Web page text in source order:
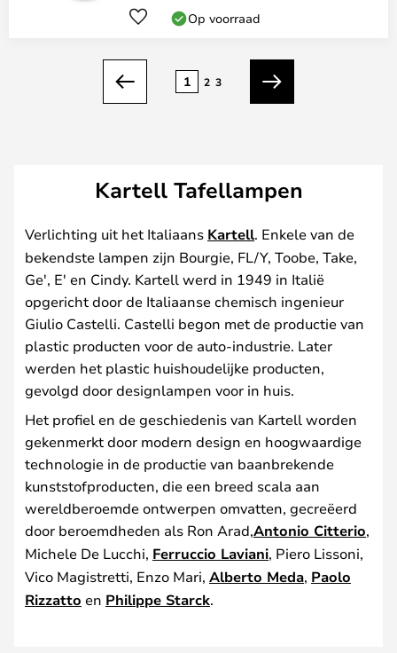
Op voorraad
Vorige
1 2 3
Volgende
Kartell Tafellampen
Verlichting uit het Italiaans Kartell. Enkele van de
bekendste lampen zijn Bourgie, FL/Y, Toobe, Take,
Ge', E' en Cindy. Kartell werd in 1949 in Italië
opgericht door de Italiaanse chemisch ingenieur
Giulio Castelli. Castelli begon met de productie van
plastic producten voor de auto-industrie. Later
werden het plastic huishoudelijke producten,
gevolgd door designlampen voor in huis.
Het profiel en de geschiedenis van Kartell worden
gekenmerkt door modern design en hoogwaardige
technologie in de productie van baanbrekende
kunststofproducten, die een breed scala aan
wereldberoemde ontwerpen omvatten, gecreëerd
door beroemdheden als Ron Arad,Antonio Citterio,
Michele De Lucchi, Ferruccio Laviani, Piero Lissoni,
Vico Magistretti, Enzo Mari, Alberto Meda, Paolo
Rizzatto en Philippe Starck.